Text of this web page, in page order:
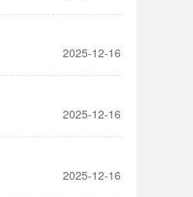
2025-12-16
2025-12-16
2025-12-16